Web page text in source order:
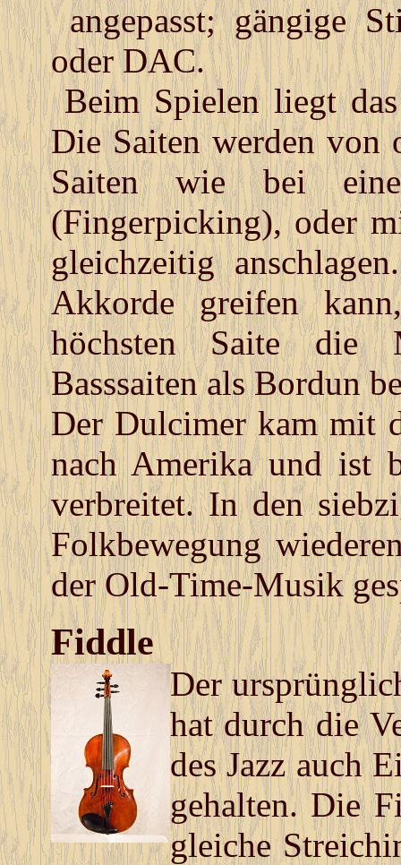
angepasst; gängige
oder DAC.
Beim Spielen liegt
Die Saiten werden von
Saiten wie bei
(Fingerpicking), oder
gleichzeitig
Akkorde greifen
höchsten Saite die
Basssaiten als Bordun
Der Dulcimer kam mit
nach Amerika und ist
verbreitet. In den
Folkbewegung
der Old-Time-Musik
Fiddle
Der
hat durch die
des Jazz auch
gehalten. Die
gleiche